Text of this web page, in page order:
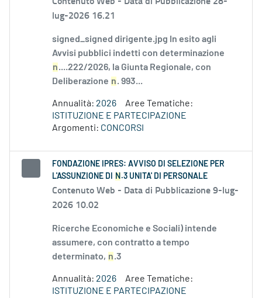
lug-2026 16.21
signed_signed dirigente.jpg In esito agli
Avvisi pubblici indetti con determinazione
n....222/2026, la Giunta Regionale, con
Deliberazione n. 993...
Annualità: 2026
Aree Tematiche:
ISTITUZIONE E PARTECIPAZIONE
Argomenti: CONCORSI
FONDAZIONE IPRES: AVVISO DI SELEZIONE PER
L'ASSUNZIONE DI
N .3 UNITA' DI PERSONALE
Contenuto Web - Data di Pubblicazione 9-lug-
2026 10.02
Ricerche Economiche e Sociali) intende
assumere, con contratto a tempo
determinato, n.3
Annualità: 2026
Aree Tematiche:
ISTITUZIONE E PARTECIPAZIONE